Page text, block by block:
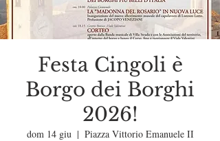
Festa Cingoli è
Borgo dei Borghi
2026!
dom 14 giu
  |
Piazza Vittorio Emanuele II